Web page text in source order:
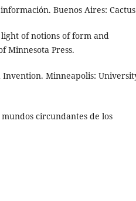
Buenos Aires:
of notions of form and
Minnesota Press.
Invention. Minneapolis:
circundantes de los